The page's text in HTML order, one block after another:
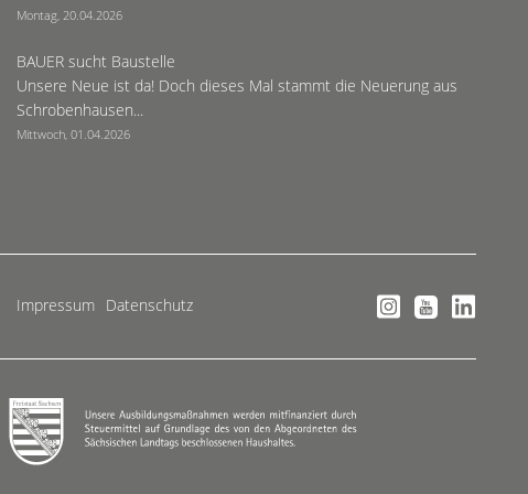
Montag, 20.04.2026
BAUER sucht Baustelle
Unsere Neue ist da! Doch dieses Mal stammt die Neuerung aus
Schrobenhausen...
Mittwoch, 01.04.2026
Impressum Datenschutz